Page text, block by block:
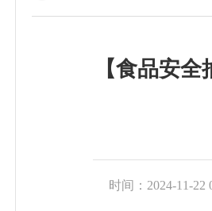
【食品安
时间：2024-11-22